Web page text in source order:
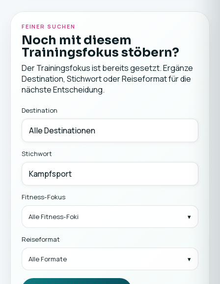
FEINER SUCHEN
Noch mit diesem
Trainingsfokus stöbern?
Der Trainingsfokus ist bereits gesetzt. Ergänze
Destination, Stichwort oder Reiseformat für die
nächste Entscheidung.
Destination
Stichwort
Fitness-Fokus
Alle Fitness-Foki
Reiseformat
Alle Formate